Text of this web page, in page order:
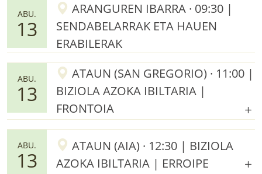
ABU.
13
ARANGUREN IBARRA · 09:30 |
SENDABELARRAK ETA HAUEN
ERABILERAK
ABU.
13
ATAUN (SAN GREGORIO) · 11:00 |
BIZIOLA AZOKA IBILTARIA |
FRONTOIA
ABU.
13
ATAUN (AIA) · 12:30 | BIZIOLA
AZOKA IBILTARIA | ERROIPE